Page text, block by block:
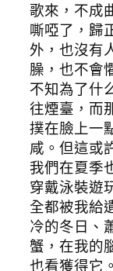
歌來，不成
嘶啞了，歸
外，也沒有
臊，也不會
不知為了什
往煙臺，而
撲在臉上一
咸。但這或
我們在夏季
穿戴泳裝遊
全都被我給
冷的冬日、
蟹，在我的
也看獲得它